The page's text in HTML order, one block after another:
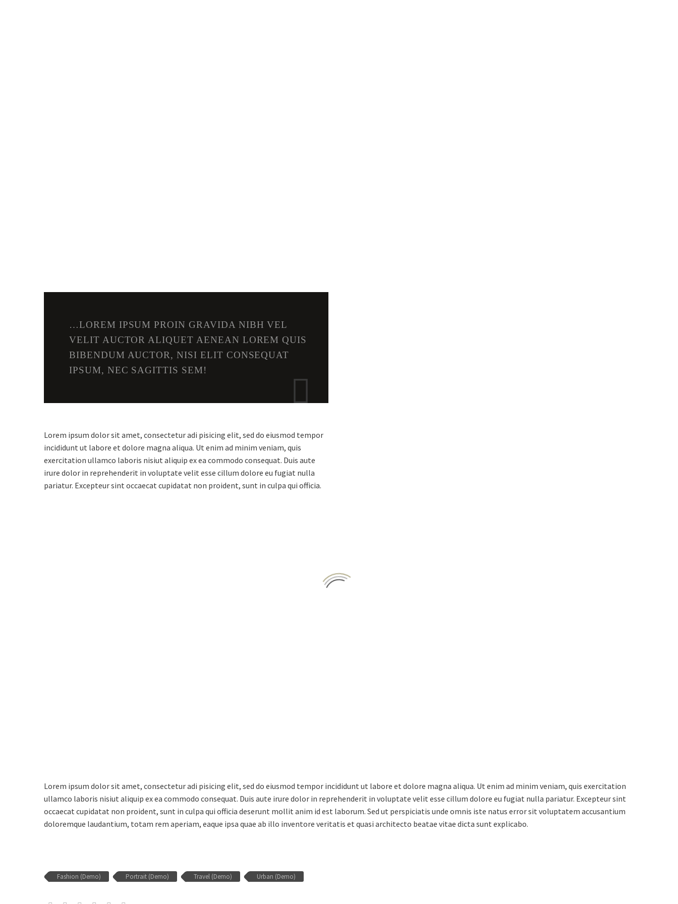
…LOREM IPSUM PROIN GRAVIDA NIBH VEL
VELIT AUCTOR ALIQUET AENEAN LOREM QUIS
BIBENDUM AUCTOR, NISI ELIT CONSEQUAT
IPSUM, NEC SAGITTIS SEM!

Lorem ipsum dolor sit amet, consectetur adi pisicing elit, sed do eiusmod tempor
incididunt ut labore et dolore magna aliqua. Ut enim ad minim veniam, quis
exercitation ullamco laboris nisiut aliquip ex ea commodo consequat. Duis aute
irure dolor in reprehenderit in voluptate velit esse cillum dolore eu fugiat nulla
pariatur. Excepteur sint occaecat cupidatat non proident, sunt in culpa qui officia.
Lorem ipsum dolor sit amet, consectetur adi pisicing elit, sed do eiusmod tempor incididunt ut labore et dolore magna aliqua. Ut enim ad minim veniam, quis exercitation
ullamco laboris nisiut aliquip ex ea commodo consequat. Duis aute irure dolor in reprehenderit in voluptate velit esse cillum dolore eu fugiat nulla pariatur. Excepteur sint
occaecat cupidatat non proident, sunt in culpa qui officia deserunt mollit anim id est laborum. Sed ut perspiciatis unde omnis iste natus error sit voluptatem accusantium
doloremque laudantium, totam rem aperiam, eaque ipsa quae ab illo inventore veritatis et quasi architecto beatae vitae dicta sunt explicabo.
Fashion (Demo) Portrait (Demo) Travel (Demo) Urban (Demo)